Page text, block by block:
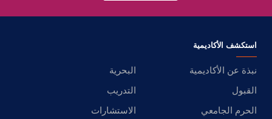
استكشف الأكاديمية
نبذة عن الأكاديمية
البحرية
القبول
التدريب
الحرم الجامعي
الاستشارات